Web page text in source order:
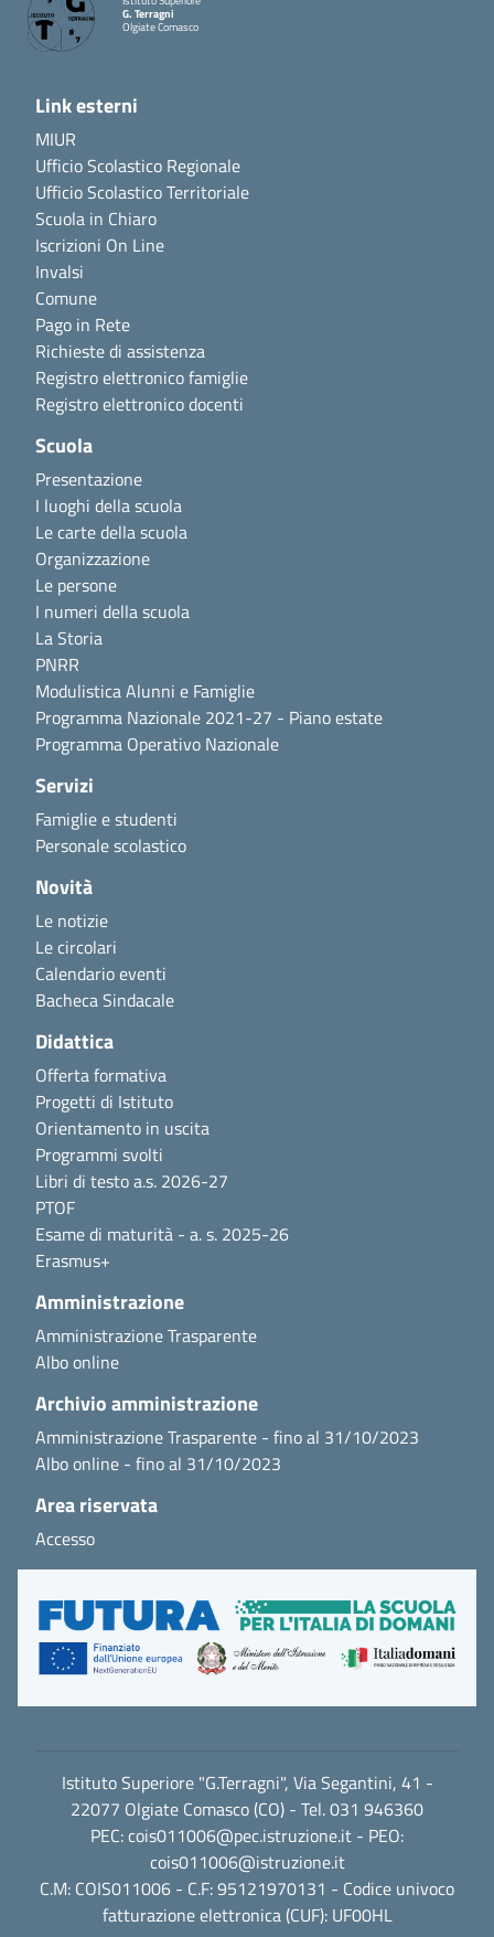
G. Terragni
Olgiate Comasco
Link esterni
MIUR
Ufficio Scolastico Regionale
Ufficio Scolastico Territoriale
Scuola in Chiaro
Iscrizioni On Line
Invalsi
Comune
Pago in Rete
Richieste di assistenza
Registro elettronico famiglie
Registro elettronico docenti
Scuola
Presentazione
I luoghi della scuola
Le carte della scuola
Organizzazione
Le persone
I numeri della scuola
La Storia
PNRR
Modulistica Alunni e Famiglie
Programma Nazionale 2021-27 - Piano estate
Programma Operativo Nazionale
Servizi
Famiglie e studenti
Personale scolastico
Novità
Le notizie
Le circolari
Calendario eventi
Bacheca Sindacale
Didattica
Offerta formativa
Progetti di Istituto
Orientamento in uscita
Programmi svolti
Libri di testo a.s. 2026-27
PTOF
Esame di maturità - a. s. 2025-26
Erasmus+
Amministrazione
Amministrazione Trasparente
Albo online
Archivio amministrazione
Amministrazione Trasparente - fino al 31/10/2023
Albo online - fino al 31/10/2023
Area riservata
Accesso
Istituto Superiore "G.Terragni", Via Segantini, 41 -
22077 Olgiate Comasco (CO) - Tel. 031 946360
PEC:cois011006@pec.istruzione.it - PEO:
cois011006@istruzione.it
C.M: COIS011006 - C.F: 95121970131 - Codice univoco
fatturazione elettronica (CUF): UF00HL